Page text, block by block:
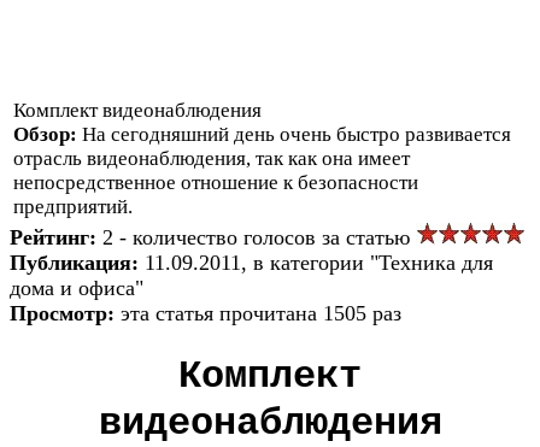
Комплект видеонаблюдения
Обзор: На сегодняшний день очень быстро развивается
отрасль видеонаблюдения, так как она имеет
непосредственное отношение к безопасности
предприятий.
Рейтинг: 2 - количество голосов за статью
Публикация: 11.09.2011, в категории "Техника для
дома и офиса"
Просмотр: эта статья прочитана 1505 раз
Комплект
видеонаблюдения